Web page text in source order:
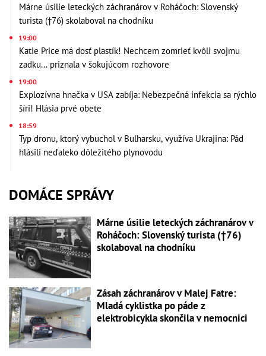
Márne úsilie leteckých záchranárov v Roháčoch: Slovenský
turista (†76) skolaboval na chodníku
19:00
Katie Price má dosť plastík! Nechcem zomrieť kvôli svojmu
zadku... priznala v šokujúcom rozhovore
19:00
Explozívna hnačka v USA zabíja: Nebezpečná infekcia sa rýchlo
šíri! Hlásia prvé obete
18:59
Typ dronu, ktorý vybuchol v Bulharsku, využíva Ukrajina: Pád
hlásili neďaleko dôležitého plynovodu
DOMÁCE SPRÁVY
Márne úsilie leteckých záchranárov v
Roháčoch: Slovenský turista (†76)
skolaboval na chodníku
Zásah záchranárov v Malej Fatre:
Mladá cyklistka po páde z
elektrobicykla skončila v nemocnici